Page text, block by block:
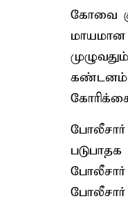
கோவை
மாயமான
கண்டனம்
போலீசார்
போலீசார்